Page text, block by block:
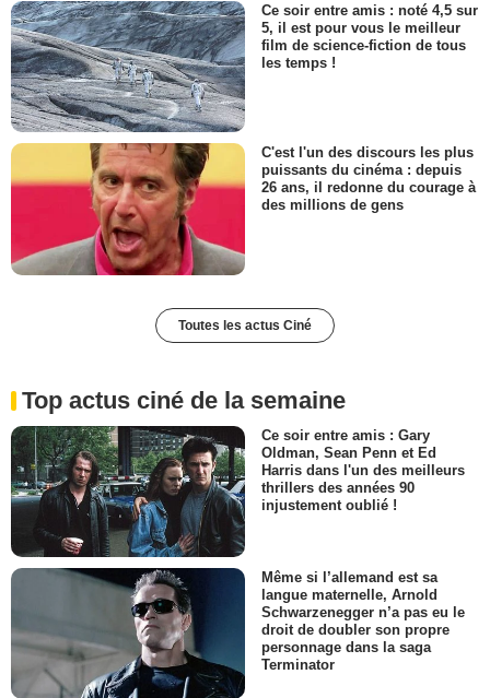
Ce soir entre amis : noté 4,5 sur
5, il est pour vous le meilleur
film de science-fiction de tous
les temps !
C'est l'un des discours les plus
puissants du cinéma : depuis
26 ans, il redonne du courage à
des millions de gens
Toutes les actus Ciné
Top actus ciné de la semaine
Ce soir entre amis : Gary
Oldman, Sean Penn et Ed
Harris dans l'un des meilleurs
thrillers des années 90
injustement oublié !
Même si l’allemand est sa
langue maternelle, Arnold
Schwarzenegger n’a pas eu le
droit de doubler son propre
personnage dans la saga
Terminator